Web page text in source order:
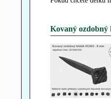
Kovaný ozdobný